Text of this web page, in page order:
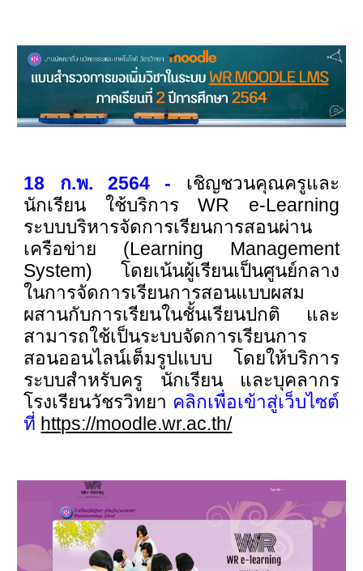
18 ก.พ. 2564 - เชิญชวนคุณครูและ
นักเรียน ใช้บริการ WR e-Learning
ระบบบริหารจัดการเรียนการสอนผ่าน
เครือข่าย (Learning Management
System) โดยเน้นผู้เรียนเป็นศูนย์กลาง
ในการจัดการเรียนการสอนแบบผสม
ผสานกับการเรียนในชั้นเรียนปกติ และ
สามารถใช้เป็นระบบจัดการเรียนการ
สอนออนไลน์เต็มรูปแบบ โดยให้บริการ
ระบบสำหรับครู นักเรียน และบุคลากร
โรงเรียนวัชรวิทยา คลิกเพื่อเข้าสู่เว็บไซต์
ที่ https://moodle.wr.ac.th/